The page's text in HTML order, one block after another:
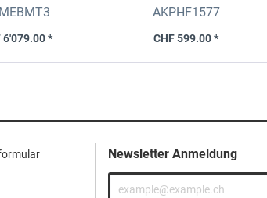
(E82), MY 11-12
6'079.00 *
(W206, S206), MY 23-26
AKPHF1577
CHF 599.00 *
Newsletter Anmeldung